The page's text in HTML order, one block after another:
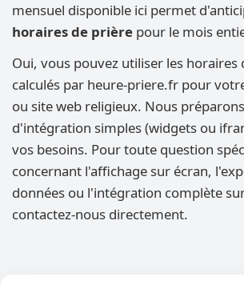
mensuel disponible ici permet
horaires de prière pour le mois
Oui, vous pouvez utiliser les horaires
calculés par heure-priere.fr pour
ou site web religieux. Nous
d'intégration simples (widgets ou
vos besoins. Pour toute question
concernant l'affichage sur écran,
données ou l'intégration complète
contactez-nous directement.